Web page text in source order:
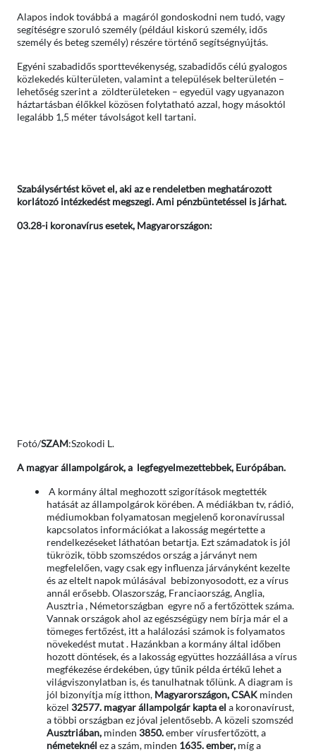
Alapos indok továbbá a magáról gondoskodni nem tudó, vagy
segítéségre szoruló személy (például kiskorú személy, idős
személy és beteg személy) részére történő segítségnyújtás.
Egyéni szabadidős sporttevékenység, szabadidős célú gyalogos
közlekedés külterületen, valamint a települések belterületén –
lehetőség szerint a zöldterületeken – egyedül vagy ugyanazon
háztartásban élőkkel közösen folytatható azzal, hogy másoktól
legalább 1,5 méter távolságot kell tartani.
Szabálysértést követ el, aki az e rendeletben meghatározott
korlátozó intézkedést megszegi. Ami pénzbüntetéssel is járhat.
03.28-i koronavírus esetek, Magyarországon:
Fotó/SZAM:Szokodi L.
A magyar állampolgárok, a legfegyelmezettebbek, Európában.
A kormány által meghozott szigorítások megtették
hatását az állampolgárok körében. A médiákban tv, rádió,
médiumokban folyamatosan megjelenő koronavírussal
kapcsolatos információkat a lakosság megértette a
rendelkezéseket láthatóan betartja. Ezt számadatok is jól
tükrözik, több szomszédos ország a járványt nem
megfelelően, vagy csak egy influenza járványként kezelte
és az eltelt napok múlásával bebizonyosodott, ez a vírus
annál erősebb. Olaszország, Franciaország, Anglia,
Ausztria , Németországban egyre nő a fertőzöttek száma.
Vannak országok ahol az egészségügy nem bírja már el a
tömeges fertőzést, itt a halálozási számok is folyamatos
növekedést mutat . Hazánkban a kormány által időben
hozott döntések, és a lakosság együttes hozzáállása a vírus
megfékezése érdekében, úgy tűnik példa értékű lehet a
világviszonylatban is, és tanulhatnak tőlünk. A diagram is
jól bizonyítja míg itthon, Magyarországon,CSAKminden
közel 32577. magyar állampolgár kapta el a koronavírust,
a többi országban ez jóval jelentősebb. A közeli szomszéd
Ausztriában,minden 3850.ember vírusfertőzött, a
németeknél ez a szám, minden 1635. ember,míg a